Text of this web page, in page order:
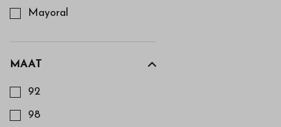
Mayoral
MAAT
92
98